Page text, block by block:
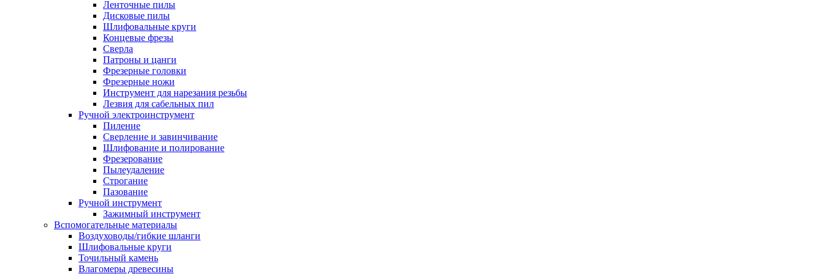
Ленточные пилы
Дисковые пилы
Шлифовальные круги
Концевые фрезы
Сверла
Патроны и цанги
Фрезерные головки
Фрезерные ножи
Инструмент для нарезания резьбы
Лезвия для сабельных пил
Ручной электроинструмент
Пиление
Сверление и завинчивание
Шлифование и полирование
Фрезерование
Пылеудаление
Строгание
Пазование
Ручной инструмент
Зажимный инструмент
Вспомогательные материалы
Воздуховоды/гибкие шланги
Шлифовальные круги
Точильный камень
Влагомеры древесины